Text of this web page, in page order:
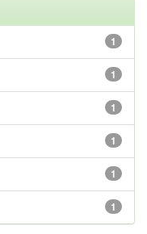
1
1
1
1
1
1